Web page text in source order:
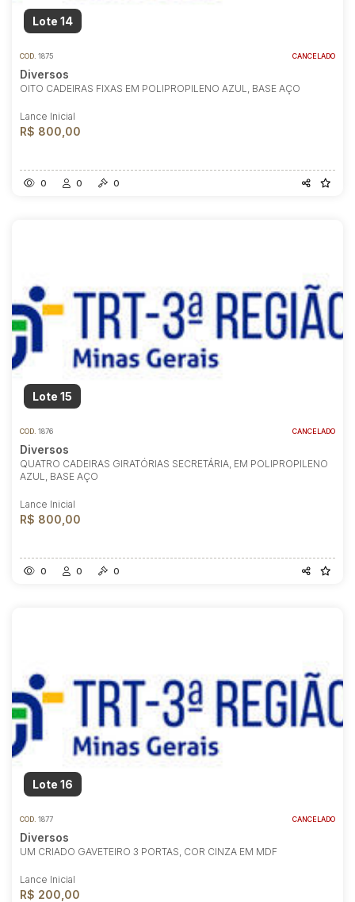
Lote 14
COD. 1875 CANCELADO
Diversos
OITO CADEIRAS FIXAS EM POLIPROPILENO AZUL, BASE AÇO
Lance Inicial
R$ 800,00
0 0 0
Lote 15
COD. 1876 CANCELADO
Diversos
QUATRO CADEIRAS GIRATÓRIAS SECRETÁRIA, EM POLIPROPILENO
AZUL, BASE AÇO
Lance Inicial
R$ 800,00
0 0 0
Lote 16
COD. 1877 CANCELADO
Diversos
UM CRIADO GAVETEIRO 3 PORTAS, COR CINZA EM MDF
Lance Inicial
R$ 200,00